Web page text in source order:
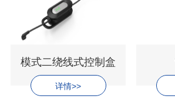
模式二绕线式控制盒
详情>>